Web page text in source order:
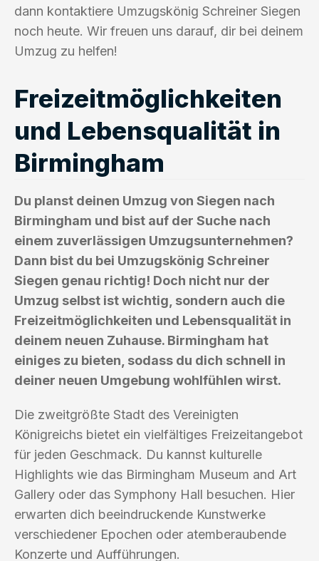
dann kontaktiere Umzugskönig Schreiner Siegen
noch heute. Wir freuen uns darauf, dir bei deinem
Umzug zu helfen!
Freizeitmöglichkeiten
und Lebensqualität in
Birmingham
Du planst deinen Umzug von Siegen nach
Birmingham und bist auf der Suche nach
einem zuverlässigen Umzugsunternehmen?
Dann bist du bei Umzugskönig Schreiner
Siegen genau richtig! Doch nicht nur der
Umzug selbst ist wichtig, sondern auch die
Freizeitmöglichkeiten und Lebensqualität in
deinem neuen Zuhause. Birmingham hat
einiges zu bieten, sodass du dich schnell in
deiner neuen Umgebung wohlfühlen wirst.
Die zweitgrößte Stadt des Vereinigten
Königreichs bietet ein vielfältiges Freizeitangebot
für jeden Geschmack. Du kannst kulturelle
Highlights wie das Birmingham Museum and Art
Gallery oder das Symphony Hall besuchen. Hier
erwarten dich beeindruckende Kunstwerke
verschiedener Epochen oder atemberaubende
Konzerte und Aufführungen.